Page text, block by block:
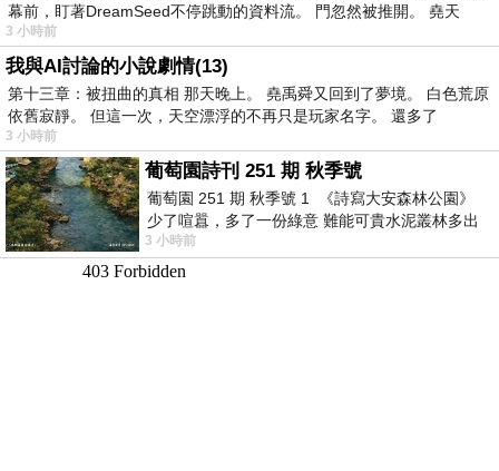
幕前，盯著DreamSeed不停跳動的資料流。 門忽然被推開。 堯天
3 小時前
我與AI討論的小說劇情(13)
第十三章：被扭曲的真相 那天晚上。 堯禹舜又回到了夢境。 白色荒原
依舊寂靜。 但這一次，天空漂浮的不再只是玩家名字。 還多了
3 小時前
葡萄園詩刊 251 期 秋季號
葡萄園 251 期 秋季號 1 《詩寫大安森林公園》
少了喧囂，多了一份綠意 難能可貴水泥叢林多出
一
3 小時前